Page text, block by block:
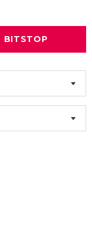
BITSTOP